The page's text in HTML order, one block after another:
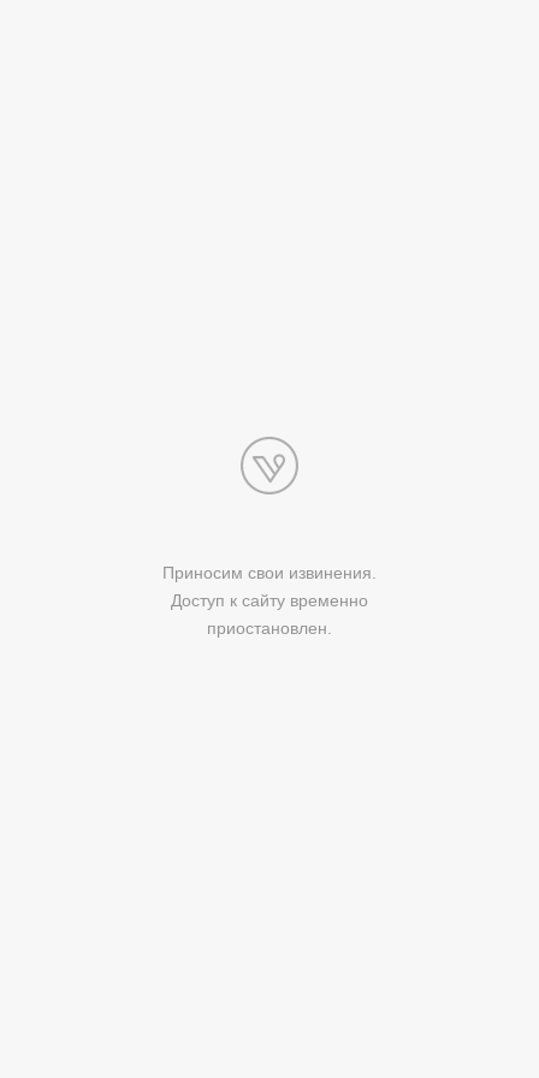
Приносим свои извинения.
Доступ к сайту временно
приостановлен.